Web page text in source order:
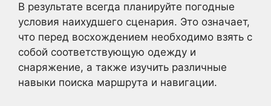
В результате всегда планируйте погодные
условия наихудшего сценария. Это означает,
что перед восхождением необходимо взять с
собой соответствующую одежду и
снаряжение, а также изучить различные
навыки поиска маршрута и навигации.